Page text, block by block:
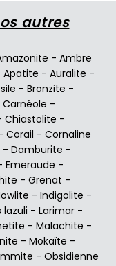
autres
- Ambre
Apatite - Auralite -
- Bronzite -
Carnéole -
Chiastolite -
Corail - Cornaline
- Damburite -
Emeraude -
- Grenat -
- Indigolite -
lazuli - Larimar -
- Malachite -
- Mokaïte -
- Obsidienne